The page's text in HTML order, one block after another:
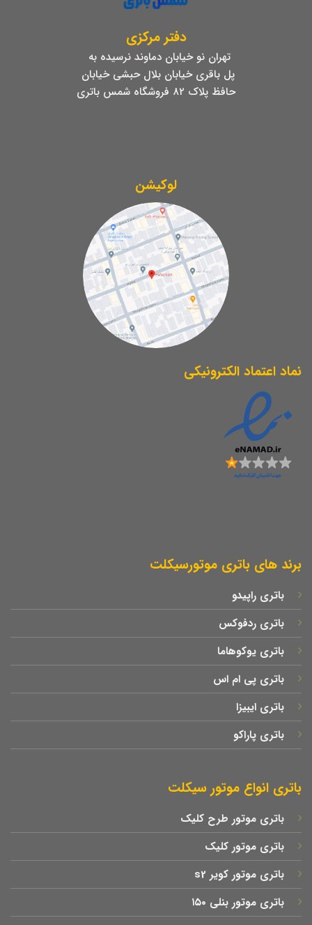
دفتر مرکزی
تهران نو خیابان دماوند نرسیده به
پل باقری خیابان بلال حبشی خیابان
حافظ پلاک ۸۲ فروشگاه شمس باتری
لوکیشن
نماد اعتماد الکترونیکی
برند های باتری موتورسیکلت
باتری راپیدو
باتری ردفوکس
باتری یوکوهاما
باتری پی ام اس
باتری ایبیزا
باتری پاراکو
باتری انواع موتور سیکلت
باتری موتور طرح کلیک
باتری موتور کلیک
باتری موتور کویر s2
باتری موتور بنلی ۱۵۰